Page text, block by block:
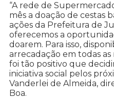
“A rede de
mês a doação de cestas
ações da Prefeitura de
oferecemos a
doarem. Para isso,
arrecadação em todas as
foi tão positivo que
iniciativa social pelos
Vanderlei de Almeida,
Boa.